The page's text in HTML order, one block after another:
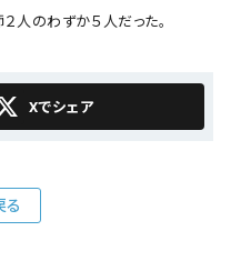
人のわずか５人だった。
る